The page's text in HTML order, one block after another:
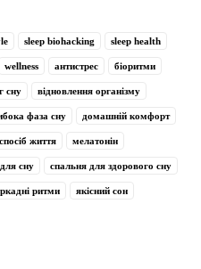
sleep biohacking sleep health
wellness антистрес біоритми
сну відновлення організму
фаза сну домашній комфорт
життя мелатонін
сну спальня для здорового сну
ритми якісний сон